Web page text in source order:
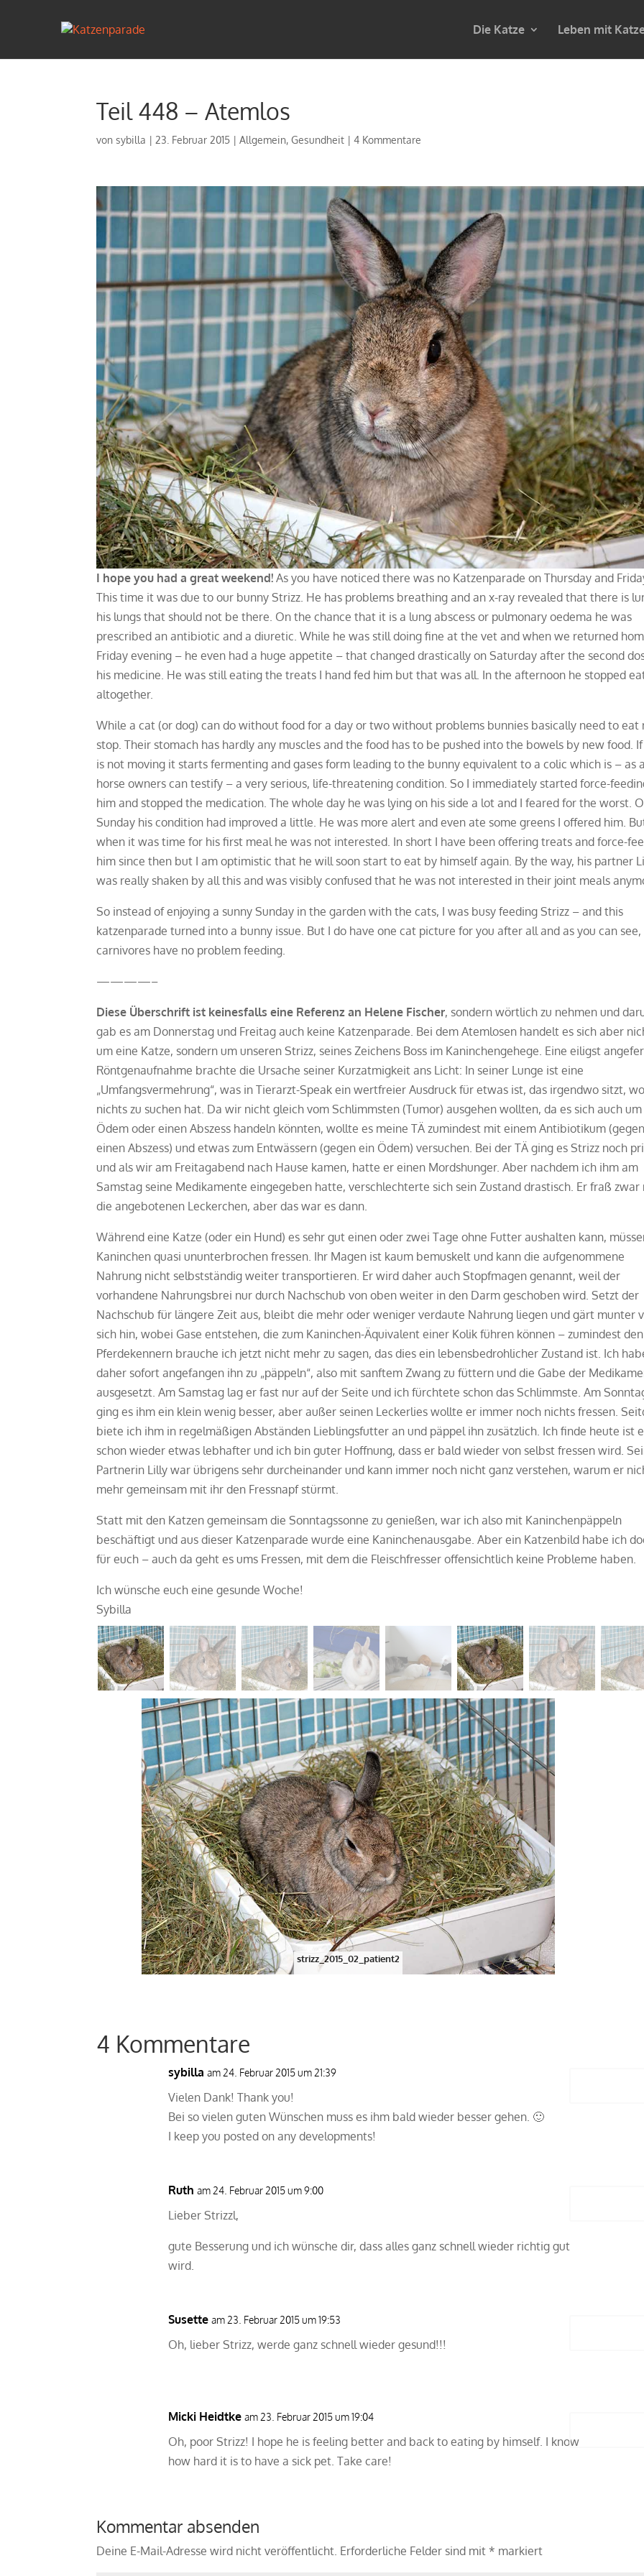
Die Katze Leben mit
Teil 448 – Atemlos
vonsybilla |23. Februar 2015 |Allgemein,Gesundheit |4 Kommentare
I hope you had a great weekend! As you have noticed there was no Katzenparade on Thursday and
This time it was due to our bunny Strizz. He has problems breathing and an x-ray revealed that there is
his lungs that should not be there. On the chance that it is a lung abscess or pulmonary oedema he was
prescribed an antibiotic and a diuretic. While he was still doing fine at the vet and when we returned
Friday evening – he even had a huge appetite – that changed drastically on Saturday after the second
his medicine. He was still eating the treats I hand fed him but that was all. In the afternoon he stopped
altogether.
While a cat (or dog) can do without food for a day or two without problems bunnies basically need to eat
stop. Their stomach has hardly any muscles and the food has to be pushed into the bowels by new food.
is not moving it starts fermenting and gases form leading to the bunny equivalent to a colic which is – as
horse owners can testify – a very serious, life-threatening condition. So I immediately started force-
him and stopped the medication. The whole day he was lying on his side a lot and I feared for the worst.
Sunday his condition had improved a little. He was more alert and even ate some greens I offered him.
when it was time for his first meal he was not interested. In short I have been offering treats and force-
him since then but I am optimistic that he will soon start to eat by himself again. By the way, his partner
was really shaken by all this and was visibly confused that he was not interested in their joint meals
So instead of enjoying a sunny Sunday in the garden with the cats, I was busy feeding Strizz – and this
katzenparade turned into a bunny issue. But I do have one cat picture for you after all and as you can see,
carnivores have no problem feeding.
————–
Diese Überschrift ist keinesfalls eine Referenz an Helene Fischer, sondern wörtlich zu nehmen und
gab es am Donnerstag und Freitag auch keine Katzenparade. Bei dem Atemlosen handelt es sich aber
um eine Katze, sondern um unseren Strizz, seines Zeichens Boss im Kaninchengehege. Eine eiligst
Röntgenaufnahme brachte die Ursache seiner Kurzatmigkeit ans Licht: In seiner Lunge ist eine
„Umfangsvermehrung“, was in Tierarzt-Speak ein wertfreier Ausdruck für etwas ist, das irgendwo sitzt,
nichts zu suchen hat. Da wir nicht gleich vom Schlimmsten (Tumor) ausgehen wollten, da es sich auch
Ödem oder einen Abszess handeln könnten, wollte es meine TÄ zumindest mit einem Antibiotikum (gegen
einen Abszess) und etwas zum Entwässern (gegen ein Ödem) versuchen. Bei der TÄ ging es Strizz noch
und als wir am Freitagabend nach Hause kamen, hatte er einen Mordshunger. Aber nachdem ich ihm am
Samstag seine Medikamente eingegeben hatte, verschlechterte sich sein Zustand drastisch. Er fraß zwar
die angebotenen Leckerchen, aber das war es dann.
Während eine Katze (oder ein Hund) es sehr gut einen oder zwei Tage ohne Futter aushalten kann,
Kaninchen quasi ununterbrochen fressen. Ihr Magen ist kaum bemuskelt und kann die aufgenommene
Nahrung nicht selbstständig weiter transportieren. Er wird daher auch Stopfmagen genannt, weil der
vorhandene Nahrungsbrei nur durch Nachschub von oben weiter in den Darm geschoben wird. Setzt der
Nachschub für längere Zeit aus, bleibt die mehr oder weniger verdaute Nahrung liegen und gärt munter
sich hin, wobei Gase entstehen, die zum Kaninchen-Äquivalent einer Kolik führen können – zumindest den
Pferdekennern brauche ich jetzt nicht mehr zu sagen, das dies ein lebensbedrohlicher Zustand ist. Ich
daher sofort angefangen ihn zu „päppeln“, also mit sanftem Zwang zu füttern und die Gabe der
ausgesetzt. Am Samstag lag er fast nur auf der Seite und ich fürchtete schon das Schlimmste. Am
ging es ihm ein klein wenig besser, aber außer seinen Leckerlies wollte er immer noch nichts fressen.
biete ich ihm in regelmäßigen Abständen Lieblingsfutter an und päppel ihn zusätzlich. Ich finde heute ist
schon wieder etwas lebhafter und ich bin guter Hoffnung, dass er bald wieder von selbst fressen wird.
Partnerin Lilly war übrigens sehr durcheinander und kann immer noch nicht ganz verstehen, warum er
mehr gemeinsam mit ihr den Fressnapf stürmt.
Statt mit den Katzen gemeinsam die Sonntagssonne zu genießen, war ich also mit Kaninchenpäppeln
beschäftigt und aus dieser Katzenparade wurde eine Kaninchenausgabe. Aber ein Katzenbild habe ich
für euch – auch da geht es ums Fressen, mit dem die Fleischfresser offensichtlich keine Probleme haben.
Ich wünsche euch eine gesunde Woche!
Sybilla
strizz_2015_02_patient2
4 Kommentare
sybilla am 24. Februar 2015 um 21:39
Vielen Dank! Thank you!
Bei so vielen guten Wünschen muss es ihm bald wieder besser gehen. 🙂
I keep you posted on any developments!
Ruth am 24. Februar 2015 um 9:00
Lieber Strizzl,
gute Besserung und ich wünsche dir, dass alles ganz schnell wieder richtig gut
wird.
Susette am 23. Februar 2015 um 19:53
Oh, lieber Strizz, werde ganz schnell wieder gesund!!!
Micki Heidtke am 23. Februar 2015 um 19:04
Oh, poor Strizz! I hope he is feeling better and back to eating by himself. I know
how hard it is to have a sick pet. Take care!
Kommentar absenden
Deine E-Mail-Adresse wird nicht veröffentlicht. Erforderliche Felder sind mit * markiert